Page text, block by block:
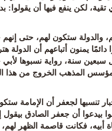
لكن ينفع فيها أن يقولوا :
والدولة ستكون لهم، حتى
دائمًا يمنون أتباعهم أن
سبعين سنة، رواية نسبوها
المذهب الخروج من هذا المأزق
تنسبها لجعفر أن الإمامة
بيدعوا أن جعفر الصادق
فكانت قاصمة الظهر